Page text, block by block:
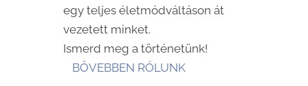
egy teljes életmódváltáson át
vezetett minket.
Ismerd meg a történetünk!
BŐVEBBEN RÓLUNK